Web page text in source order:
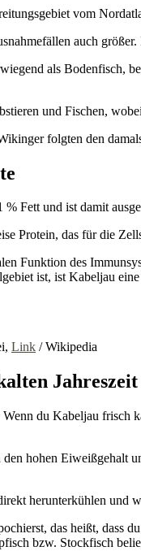
vom
auch
als Bodenfisch,
und Fischen,
folgten den
Fett und ist damit
Protein, das für die
Funktion des
ist, ist Kabeljau
Link / Wikipedia
Jahreszeit
du Kabeljau frisch
hohen
herunterkühlen und
das heißt, dass
bzw. Stockfisch